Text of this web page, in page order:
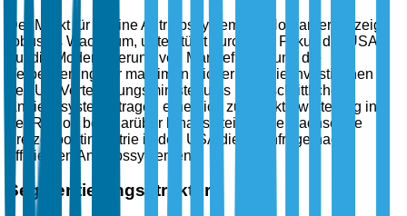
Der Markt für Marine Antriebssysteme in Nordamerika zeigt
robustes Wachstum, unterstützt durch den Fokus der USA
auf die Modernisierung von Marineflotten und die
Verbesserung der maritimen Sicherheit. Die Investitionen
des US-Verteidigungsministeriums in fortschrittliche
Antriebssysteme tragen erheblich zur Markterweiterung in
der Region bei. Darüber hinaus steigert die wachsende
Freizeitbootindustrie in den USA die Nachfrage nach
effizienten Antriebssystemen.
Segmentierungsstruktur